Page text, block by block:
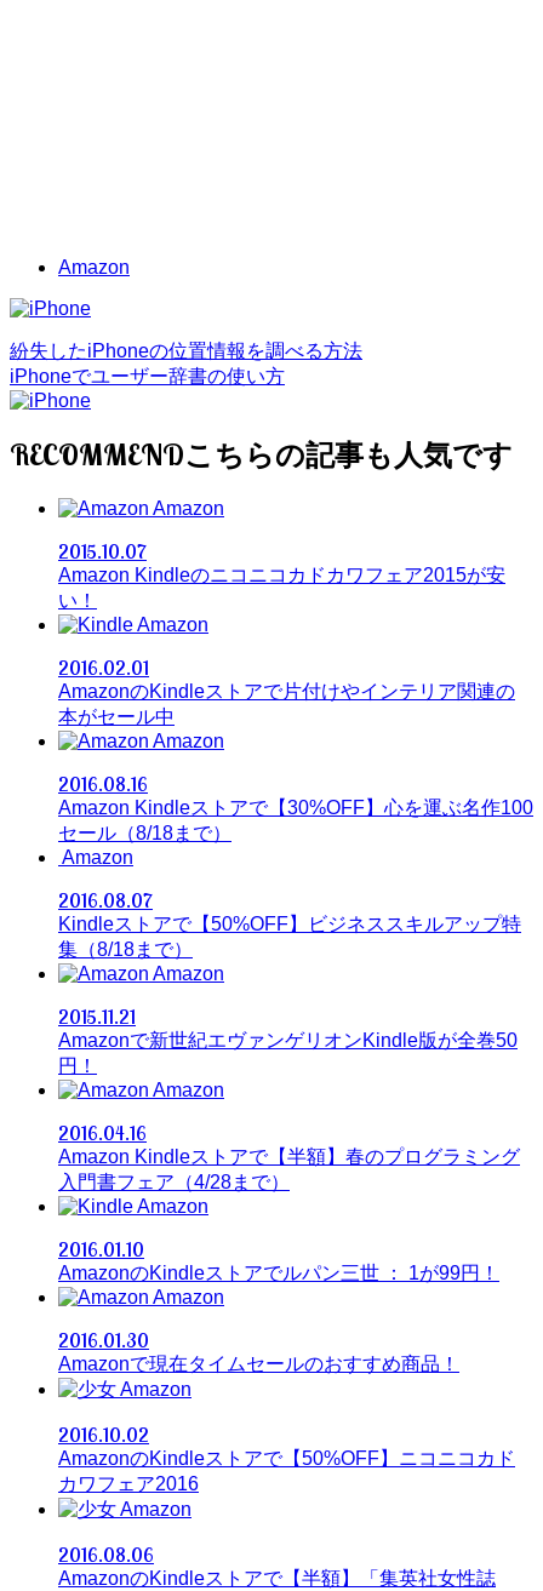
Amazon
紛失したiPhoneの位置情報を調べる方法
iPhoneでユーザー辞書の使い方
RECOMMEND
Amazon
2015.10.07
Amazon Kindleのニコニコカドカワフェア2015が安
い！
Amazon
2016.02.01
AmazonのKindleストアで片付けやインテリア関連の
本がセール中
Amazon
2016.08.16
Amazon Kindleストアで【30%OFF】心を運ぶ名作100
セール（8/18まで）
Amazon
2016.08.07
Kindleストアで【50%OFF】ビジネススキルアップ特
集（8/18まで）
Amazon
2015.11.21
Amazonで新世紀エヴァンゲリオンKindle版が全巻50
円！
Amazon
2016.04.16
Amazon Kindleストアで【半額】春のプログラミング
入門書フェア（4/28まで）
Amazon
2016.01.10
AmazonのKindleストアでルパン三世 ： 1が99円！
Amazon
2016.01.30
Amazonで現在タイムセールのおすすめ商品！
Amazon
2016.10.02
AmazonのKindleストアで【50%OFF】ニコニコカド
カワフェア2016
Amazon
2016.08.06
AmazonのKindleストアで【半額】「集英社女性誌